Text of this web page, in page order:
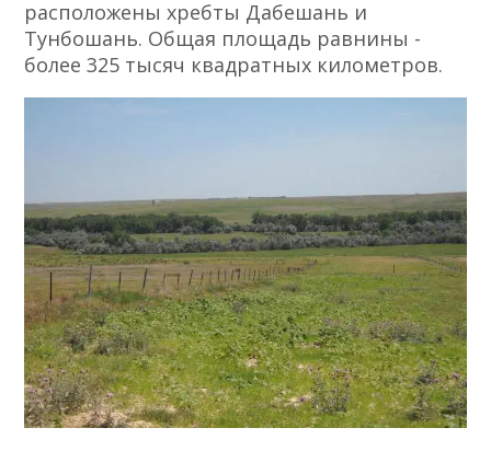
расположены хребты Дабешань и
Тунбошань. Общая площадь равнины -
более 325 тысяч квадратных километров.